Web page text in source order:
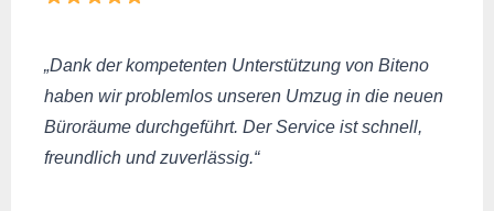
„Dank der kompetenten Unterstützung von Biteno
haben wir problemlos unseren Umzug in die neuen
Büroräume durchgeführt. Der Service ist schnell,
freundlich und zuverlässig.“